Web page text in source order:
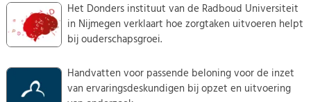
Het Donders instituut van de Radboud Universiteit
in Nijmegen verklaart hoe zorgtaken uitvoeren helpt
bij ouderschapsgroei.
Handvatten voor passende beloning voor de inzet
van ervaringsdeskundigen bij opzet en uitvoering